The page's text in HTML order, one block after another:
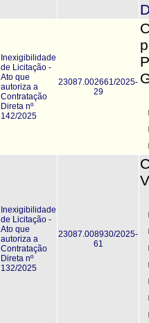
Inexigibilidade
de Licitação -
Ato que
autoriza a
Contratação
Direta nº
142/2025
23087.002661/2025-
29
Inexigibilidade
de Licitação -
Ato que
autoriza a
Contratação
Direta nº
132/2025
23087.008930/2025-
61